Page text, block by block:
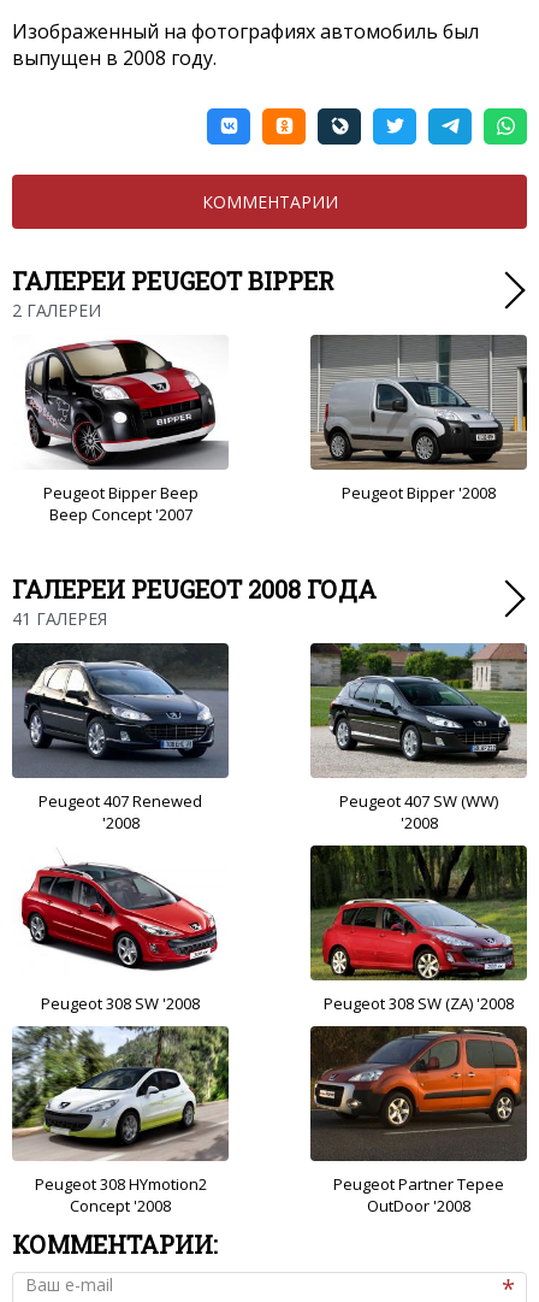
Изображенный на фотографиях автомобиль был
выпущен в 2008 году.
КОММЕНТАРИИ
ГАЛЕРЕИ PEUGEOT BIPPER
2 ГАЛЕРЕИ
Peugeot Bipper Beep
Beep Concept '2007
Peugeot Bipper '2008
ГАЛЕРЕИ PEUGEOT 2008 ГОДА
41 ГАЛЕРЕЯ
Peugeot 407 Renewed
'2008
Peugeot 407 SW (WW)
'2008
Peugeot 308 SW '2008 Peugeot 308 SW (ZA) '2008
Peugeot 308 HYmotion2
Concept '2008
Peugeot Partner Tepee
OutDoor '2008
КОММЕНТАРИИ:
Ваш e-mail